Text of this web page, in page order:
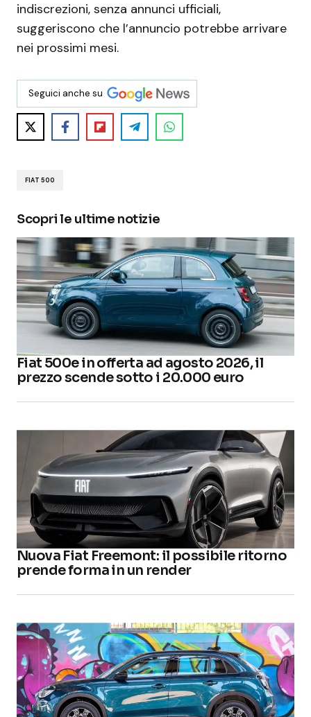
indiscrezioni, senza annunci ufficiali,
suggeriscono che l’annuncio potrebbe arrivare
nei prossimi mesi.
Seguici anche su
FIAT 500
Scopri le ultime notizie
Fiat 500e in offerta ad agosto 2026, il
prezzo scende sotto i 20.000 euro
Nuova Fiat Freemont: il possibile ritorno
prende forma in un render